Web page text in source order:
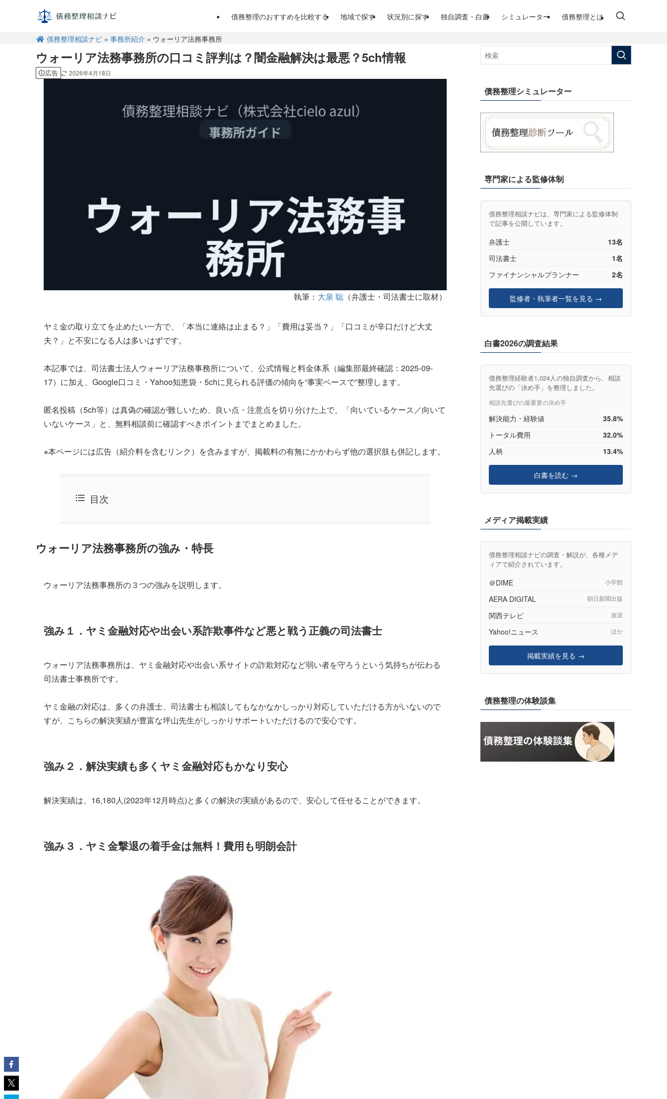
債務整理のおすすめを比較する 地域で探す 状況別に探す 独自調査・白書 シミュレーター 債務整理とは
債務整理相談ナビ» 事務所紹介 » ウォーリア法務事務所
ウォーリア法務事務所の口コミ評判は？闇金融解決は最悪？5ch情報
広告 2026年4月18日
執筆： 大泉 聡 （弁護士・司法書士に取材）
ヤミ金の取り立てを止めたい一方で、「本当に連絡は止まる？」「費用は妥当？」「口コミが辛口だけど大丈
夫？」と不安になる人は多いはずです。
本記事では、司法書士法人ウォーリア法務事務所について、公式情報と料金体系（編集部最終確認：2025-09-
17）に加え、Google口コミ・Yahoo知恵袋・5chに見られる評価の傾向を“事実ベースで”整理します。
匿名投稿（5ch等）は真偽の確認が難しいため、良い点・注意点を切り分けた上で、「向いているケース／向いて
いないケース」と、無料相談前に確認すべきポイントまでまとめました。
※本ページには広告（紹介料を含むリンク）を含みますが、掲載料の有無にかかわらず他の選択肢も併記します。
目次
ウォーリア法務事務所の強み・特長
ウォーリア法務事務所の３つの強みを説明します。
強み１．ヤミ金融対応や出会い系詐欺事件など悪と戦う正義の司法書士
ウォーリア法務事務所は、ヤミ金融対応や出会い系サイトの詐欺対応など弱い者を守ろうという気持ちが伝わる
司法書士事務所です。
ヤミ金融の対応は、多くの弁護士、司法書士も相談してもなかなかしっかり対応していただける方がいないので
すが、こちらの解決実績が豊富な坪山先生がしっかりサポートいただけるので安心です。
強み２．解決実績も多くヤミ金融対応もかなり安心
解決実績は、16,180人(2023年12月時点)と多くの解決の実績があるので、安心して任せることができます。
強み３．ヤミ金撃退の着手金は無料！費用も明朗会計
債務整理シミュレーター
専門家による監修体制
債務整理相談ナビは、専門家による監修体制
で記事を公開しています。
弁護士
13名
司法書士
1名
ファイナンシャルプランナー
2名
監修者・執筆者一覧を見る →
白書2026の調査結果
債務整理経験者1,024人の独自調査から、相談
先選びの「決め手」を整理しました。
相談先選びの最重要の決め手
解決能力・経験値
35.8%
トータル費用
32.0%
人柄
13.4%
白書を読む →
メディア掲載実績
債務整理相談ナビの調査・解説が、各種メデ
ィアで紹介されています。
＠DIME 小学館
AERA DIGITAL 朝日新聞出版
関西テレビ 放送
Yahoo!ニュース ほか
掲載実績を見る →
債務整理の体験談集